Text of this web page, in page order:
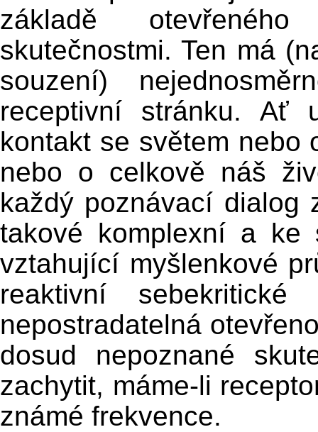
základě
skutečnostmi. Ten má
souzení)
receptivní stránku. Ať
kontakt se světem nebo
nebo o celkově náš
každý poznávací dialog
takové komplexní a ke
vztahující myšlenkové
reaktivní
nepostradatelná
dosud nepoznané
zachytit, máme-li
známé frekvence.